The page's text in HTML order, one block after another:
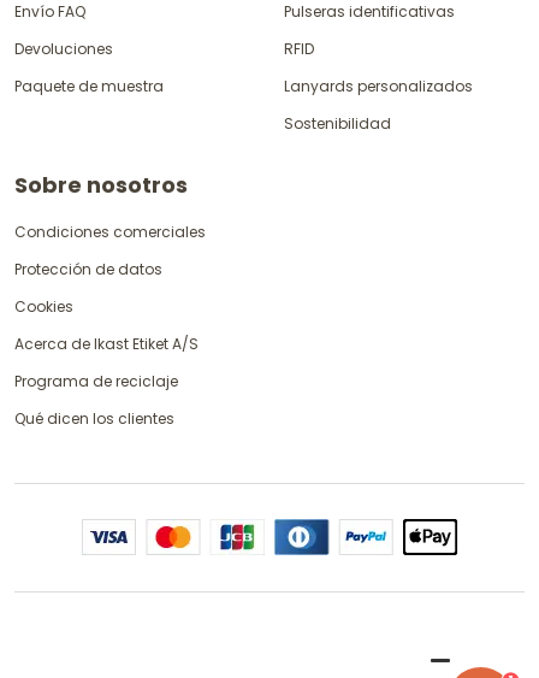
Envío FAQ
Devoluciones
Paquete de muestra
Pulseras identificativas
RFID
Lanyards personalizados
Sostenibilidad
Sobre nosotros
Condiciones comerciales
Protección de datos
Cookies
Acerca de Ikast Etiket A/S
Programa de reciclaje
Qué dicen los clientes